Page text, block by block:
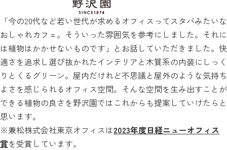
「今の20代など若い世代が求めるオフィスってスタバみたいな
おしゃれカフェ。そういった雰囲気を参考にしました。それに
は植物はかかせないものです」とお話していただきました。快
適さを追求し選び抜かれたインテリアと木質系の内装にしっく
りとくるグリーン。屋内だけれど不思議と屋外のような気持ち
よさを感じられるオフィス空間。そんな空間を生み出すことが
できる植物の良さを野沢園ではこれからも提案していけたらと
思います。
※兼松株式会社東京オフィスは2023年度日経ニューオフィス
賞を受賞しています。